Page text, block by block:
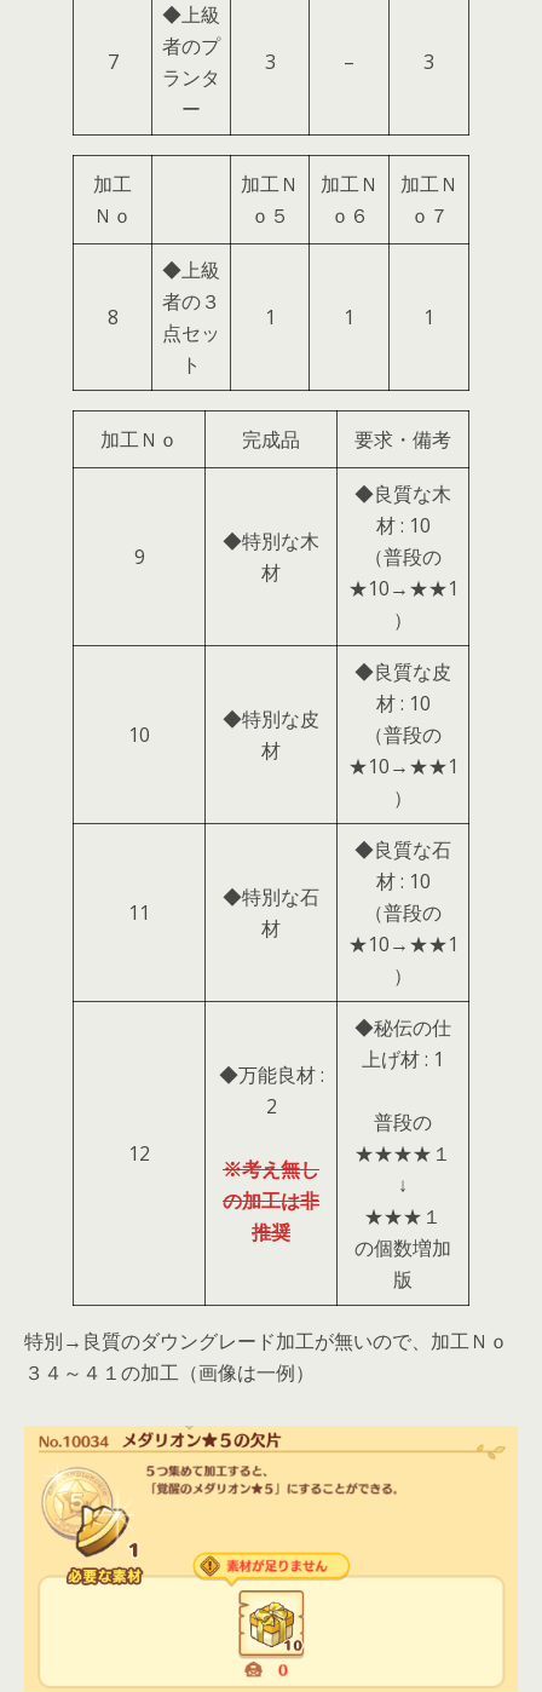
7
◆上級
者のプ
ランタ
ー
3 – 3
加工
Ｎｏ
加工Ｎ
ｏ５
加工Ｎ
ｏ６
加工Ｎ
ｏ７
8
◆上級
者の３
点セッ
ト
1 1 1
加工Ｎｏ 完成品 要求・備考
9
◆特別な木
材
◆良質な木
材 : 10
（普段の
★10→★★1
）
10
◆特別な皮
材
◆良質な皮
材 : 10
（普段の
★10→★★1
）
11
◆特別な石
材
◆良質な石
材 : 10
（普段の
★10→★★1
）
12
◆万能良材 :
2
※考え無し
の加工は非
推奨
◆秘伝の仕
上げ材 : 1
普段の
★★★★１
↓
★★★１
の個数増加
版
特別→良質のダウングレード加工が無いので、加工Ｎｏ
３４～４１の加工（画像は一例）